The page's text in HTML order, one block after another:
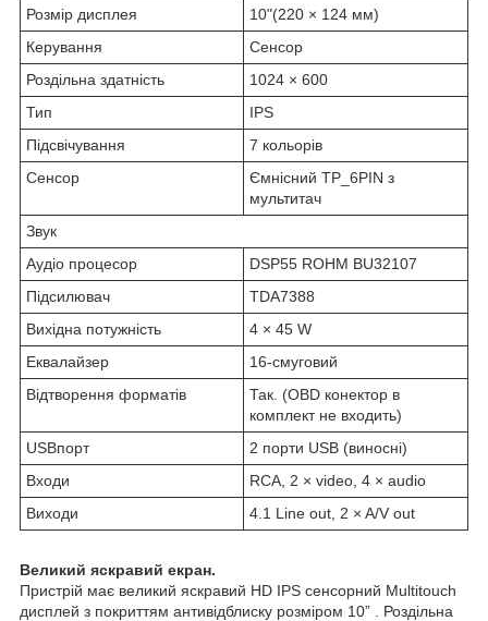
Розмір дисплея
10"(220 × 124 мм)
Керування
Сенсор
Роздільна здатність
1024 × 600
Тип
IPS
Підсвічування
7 кольорів
Сенсор
Ємнісний TP_6PIN з
мультитач
Звук
Аудіо процесор
DSP55 ROHM BU32107
Підсилювач
TDA7388
Вихідна потужність
4 × 45 W
Еквалайзер
16-смуговий
Відтворення форматів
Так. (OBD конектор в
комплект не входить)
USBпорт
2 порти USB (виносні)
Входи
RCA, 2 × video, 4 × audio
Виходи
4.1 Line out, 2 × A/V out
Великий яскравий екран.
Пристрій має великий яскравий HD IPS сенсорний Multitouch
дисплей з покриттям антивідблиску розміром 10” . Роздільна